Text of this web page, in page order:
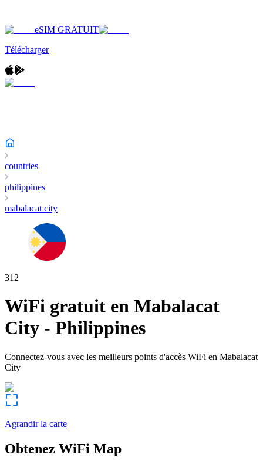
eSIM GRATUIT
Télécharger
countries
philippines
mabalacat city
312
WiFi gratuit en Mabalacat
City - Philippines
Connectez-vous avec les meilleurs points d'accès WiFi en Mabalacat
City
Agrandir la carte
Obtenez WiFi Map